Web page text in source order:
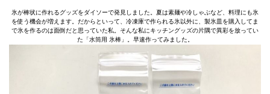
氷が棒状に作れるグッズをダイソーで発見しました。夏は素麺や冷しゃぶなど、料理にも氷
を使う機会が増えます。だからといって、冷凍庫で作られる氷以外に、製氷皿を購入してま
で氷を作るのは面倒だと思っていた私。そんな私にキッチングッズの片隅で異彩を放ってい
た「水筒用 氷棒」。早速作ってみました。